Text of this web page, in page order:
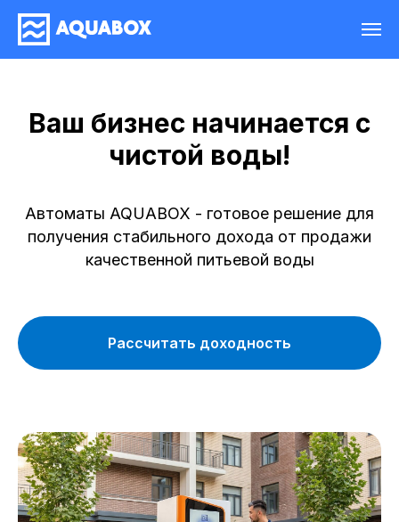
Ваш бизнес начинается с
чистой воды!
Автоматы AQUABOX - готовое решение для
получения стабильного дохода от продажи
качественной питьевой воды
Рассчитать доходность